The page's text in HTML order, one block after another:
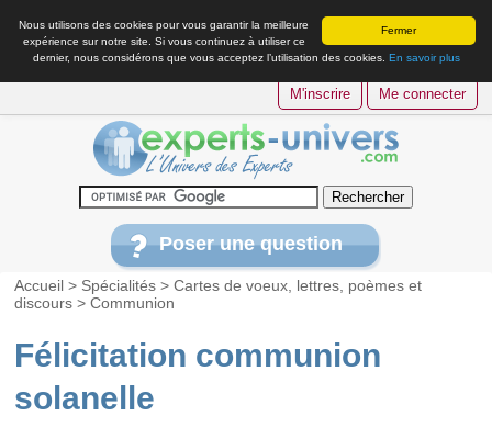
Fermer
Nous utilisons des cookies pour vous garantir la meilleure
expérience sur notre site. Si vous continuez à utiliser ce
dernier, nous considérons que vous acceptez l’utilisation des cookies. En savoir plus
M'inscrire Me connecter
Poser une question
Accueil > Spécialités >Cartes de voeux, lettres, poèmes et
discours >Communion
Félicitation communion
solanelle